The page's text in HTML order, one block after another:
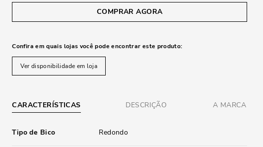
COMPRAR AGORA
Confira em quais lojas você pode encontrar este produto:
Ver disponibilidade em loja
CARACTERÍSTICAS DESCRIÇÃO A MARCA
Tipo de Bico Redondo